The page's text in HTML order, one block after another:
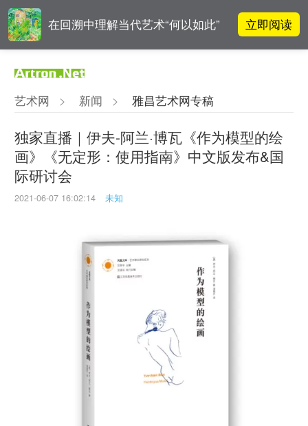
在回溯中理解当代艺术“何以如此” 立即阅读
翟莫梵：绘画少年的广阔天空
OCAT上海馆：参与构建上海艺术生
态的十年
“纤维”提问2022：存在何“缓”？
艺术网 > 新闻 > 雅昌艺术网专稿
独家直播｜伊夫-阿兰·博瓦《作为模型的绘
画》《无定形：使用指南》中文版发布&国
际研讨会
2021-06-07 16:02:14 未知